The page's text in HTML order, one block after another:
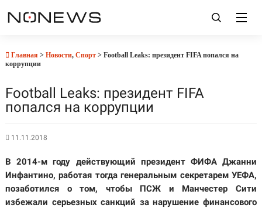
Главная > Новости, Спорт> Football Leaks: президент FIFA попался на
коррупции
Football Leaks: президент FIFA
попался на коррупции
11.11.2018
В 2014-м году действующий президент ФИФА Джанни
Инфантино, работая тогда генеральным секретарем УЕФА,
позаботился о том, чтобы ПСЖ и Манчестер Сити
избежали серьезных санкций за нарушение финансового